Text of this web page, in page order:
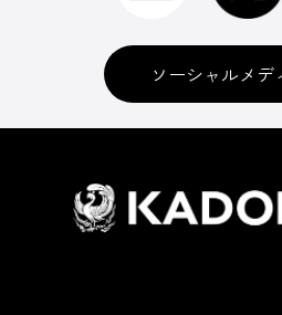
ソーシャルメデ